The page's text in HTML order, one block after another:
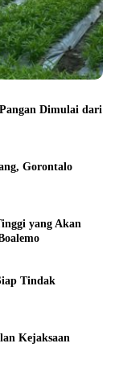
Dimulai dari
Gorontalo
yang Akan
Tindak
Kejaksaan